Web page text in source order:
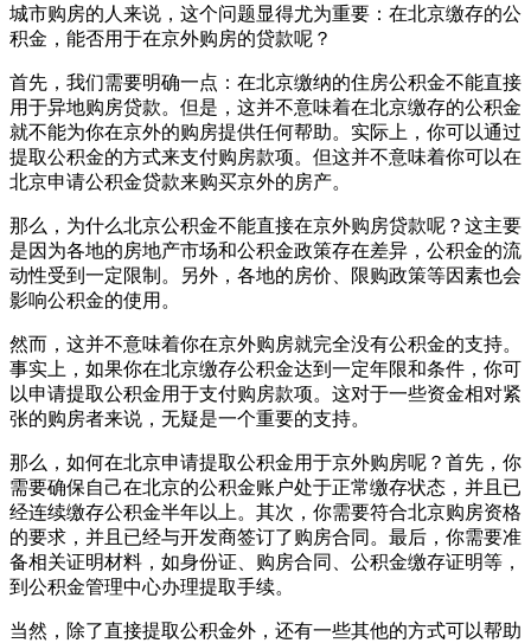
城市购房的人来说，这个问题显得尤为重要：在北京缴存的公
积金，能否用于在京外购房的贷款呢？
首先，我们需要明确一点：在北京缴纳的住房公积金不能直接
用于异地购房贷款。但是，这并不意味着在北京缴存的公积金
就不能为你在京外的购房提供任何帮助。实际上，你可以通过
提取公积金的方式来支付购房款项。但这并不意味着你可以在
北京申请公积金贷款来购买京外的房产。
那么，为什么北京公积金不能直接在京外购房贷款呢？这主要
是因为各地的房地产市场和公积金政策存在差异，公积金的流
动性受到一定限制。另外，各地的房价、限购政策等因素也会
影响公积金的使用。
然而，这并不意味着你在京外购房就完全没有公积金的支持。
事实上，如果你在北京缴存公积金达到一定年限和条件，你可
以申请提取公积金用于支付购房款项。这对于一些资金相对紧
张的购房者来说，无疑是一个重要的支持。
那么，如何在北京申请提取公积金用于京外购房呢？首先，你
需要确保自己在北京的公积金账户处于正常缴存状态，并且已
经连续缴存公积金半年以上。其次，你需要符合北京购房资格
的要求，并且已经与开发商签订了购房合同。最后，你需要准
备相关证明材料，如身份证、购房合同、公积金缴存证明等，
到公积金管理中心办理提取手续。
当然，除了直接提取公积金外，还有一些其他的方式可以帮助